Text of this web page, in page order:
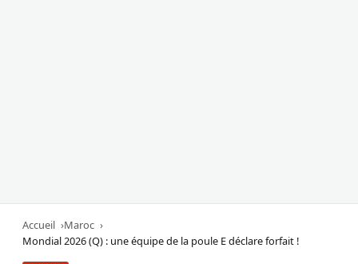
Accueil
Maroc
Mondial 2026 (Q) : une équipe de la poule E déclare forfait !